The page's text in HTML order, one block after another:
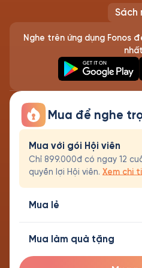
Sách
Nghe trên ứng dụng Fonos
Mua để nghe
Mua với gói Hội viên
Chỉ 899.000đ có ngay 12
quyền lợi Hội viên. Xem chi
Mua lẻ
Mua làm quà tặng